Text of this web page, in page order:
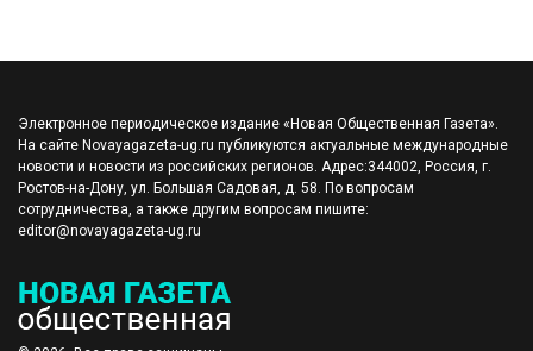
Электронное периодическое издание «Новая Общественная Газета».
На сайте Novayagazeta-ug.ru публикуются актуальные международные
новости и новости из российских регионов. Адрес:344002, Россия, г.
Ростов-на-Дону, ул. Большая Садовая, д. 58. По вопросам
сотрудничества, а также другим вопросам пишите:
editor@novayagazeta-ug.ru